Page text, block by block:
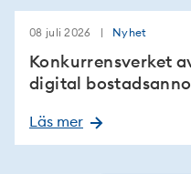
08 juli 2026 Nyhet
Konkurrensverket
digital
Läs mer